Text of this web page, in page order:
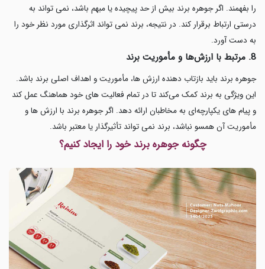
را بفهمند. اگر جوهره برند بیش از حد پیچیده یا مبهم باشد، نمی تواند به
درستی ارتباط برقرار کند. در نتیجه، برند نمی تواند اثرگذاری مورد نظر خود را
به دست آورد.
8. مرتبط با ارزش‌ها و مأموریت برند
جوهره برند باید بازتاب دهنده ارزش ها، مأموریت و اهداف اصلی برند باشد.
این ویژگی به برند کمک می‌کند تا در تمام فعالیت های خود هماهنگ عمل کند
و پیام های یکپارچه‌ای به مخاطبان ارائه دهد. اگر جوهره برند با ارزش ها و
مأموریت آن همسو نباشد، برند نمی تواند تأثیرگذار یا معتبر باشد.
چگونه جوهره برند خود را ایجاد کنیم؟